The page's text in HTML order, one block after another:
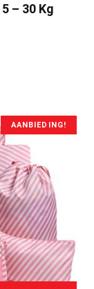
– 30 Kg
AANBIEDING!